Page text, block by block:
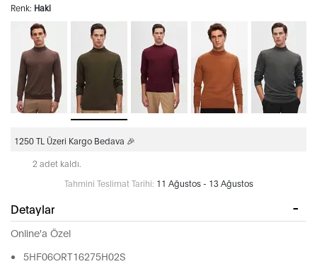
Renk: Haki
1250 TL Üzeri Kargo Bedava 🎉
2 adet kaldı.
Tahmini Teslimat Tarihi: 11 Ağustos - 13 Ağustos
Detaylar
Online'a Özel
5HF06ORT16275H02S